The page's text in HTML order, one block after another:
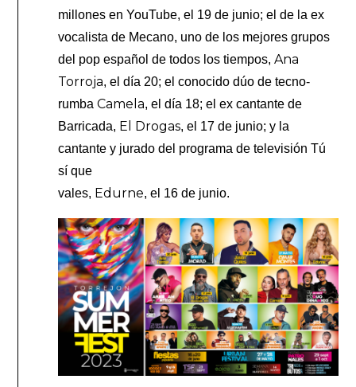
millones en YouTube, el 19 de junio; el de la ex
vocalista de Mecano, uno de los mejores grupos
del pop español de todos los tiempos,Ana
Torroja, el día 20; el conocido dúo de tecno-
rumba Camela, el día 18; el ex cantante de
Barricada, El Drogas, el 17 de junio; y la
cantante y jurado del programa de televisión Tú
sí que
vales, Edurne, el 16 de junio.